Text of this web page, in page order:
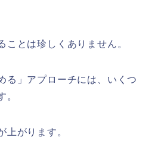
ことは珍しくありません。
る」アプローチには、いくつ
。
上がります。